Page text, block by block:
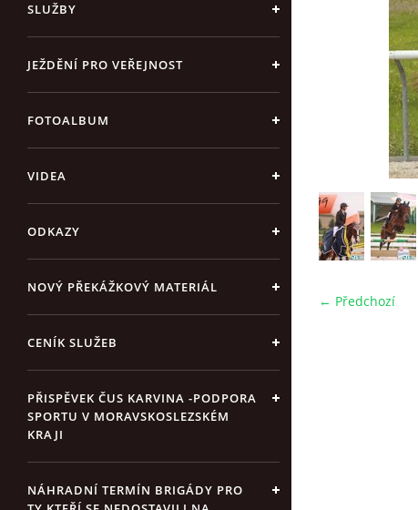
SLUŽBY
JEŽDĚNÍ PRO VEŘEJNOST
FOTOALBUM
VIDEA
ODKAZY
NOVÝ PŘEKÁŽKOVÝ MATERIÁL
CENÍK SLUŽEB
PŘISPĚVEK ČUS KARVINA -PODPORA
SPORTU V MORAVSKOSLEZSKÉM
KRAJI
NÁHRADNÍ TERMÍN BRIGÁDY PRO
← Předchozí